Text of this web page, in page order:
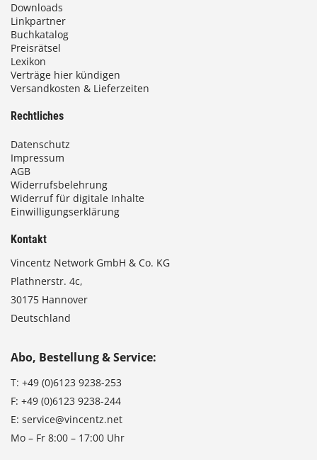
Downloads
Linkpartner
Buchkatalog
Preisrätsel
Lexikon
Verträge hier kündigen
Versandkosten & Lieferzeiten
Rechtliches
Datenschutz
Impressum
AGB
Widerrufsbelehrung
Widerruf für digitale Inhalte
Einwilligungserklärung
Kontakt
Vincentz Network GmbH & Co. KG
Plathnerstr. 4c,
30175 Hannover
Deutschland
Abo, Bestellung & Service:
T: +49 (0)6123 9238-253
F: +49 (0)6123 9238-244
E: service@vincentz.net
Mo – Fr 8:00 – 17:00 Uhr